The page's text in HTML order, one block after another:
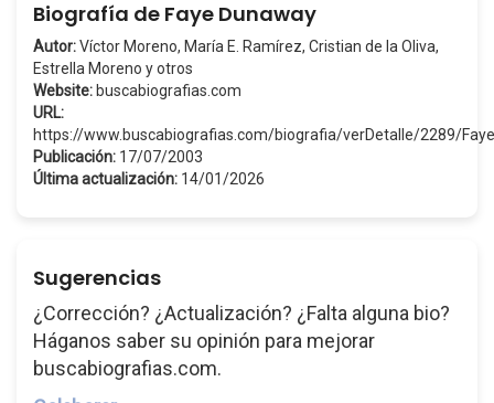
Biografía de Faye Dunaway
Autor:Víctor Moreno, María E. Ramírez, Cristian de la Oliva,
Estrella Moreno y otros
Website: buscabiografias.com
URL:
https://www.buscabiografias.com/biografia/verDetalle/2289/
Publicación: 17/07/2003
Última actualización: 14/01/2026
Sugerencias
¿Corrección? ¿Actualización? ¿Falta alguna bio?
Háganos saber su opinión para mejorar
buscabiografias.com.